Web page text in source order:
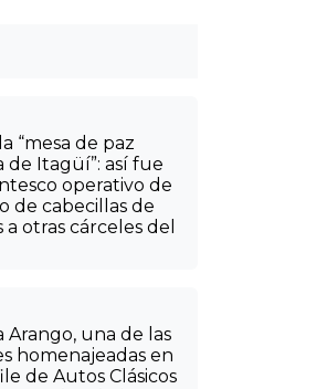
y viva la
paisa: así podrá
las fincas silleteras
de Envigado
y La
suspenderán
no urgentes a
de la Nueva EPS